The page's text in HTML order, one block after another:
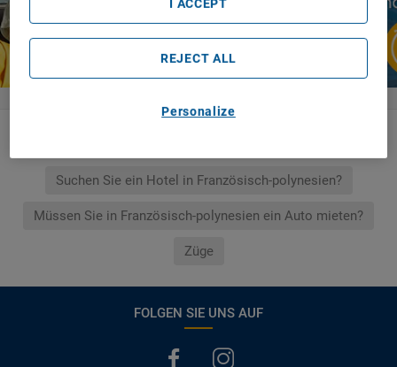
Suchen Sie ein Hotel in Französisch-polynesien?
Müssen Sie in Französisch-polynesien ein Auto mieten?
Züge
FOLGEN SIE UNS AUF
Personalize
REJECT ALL
I ACCEPT